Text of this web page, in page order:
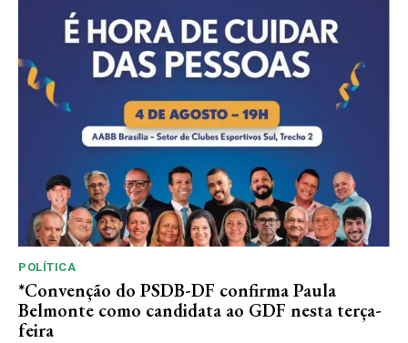
POLÍTICA
*Convenção do PSDB-DF confirma Paula
Belmonte como candidata ao GDF nesta terça-
feira